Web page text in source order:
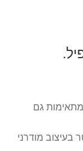
בנפח 370 מ"ל המתאימות גם
לשתייה קרה בנפח 1.8 ליטר בעיצוב מודרני